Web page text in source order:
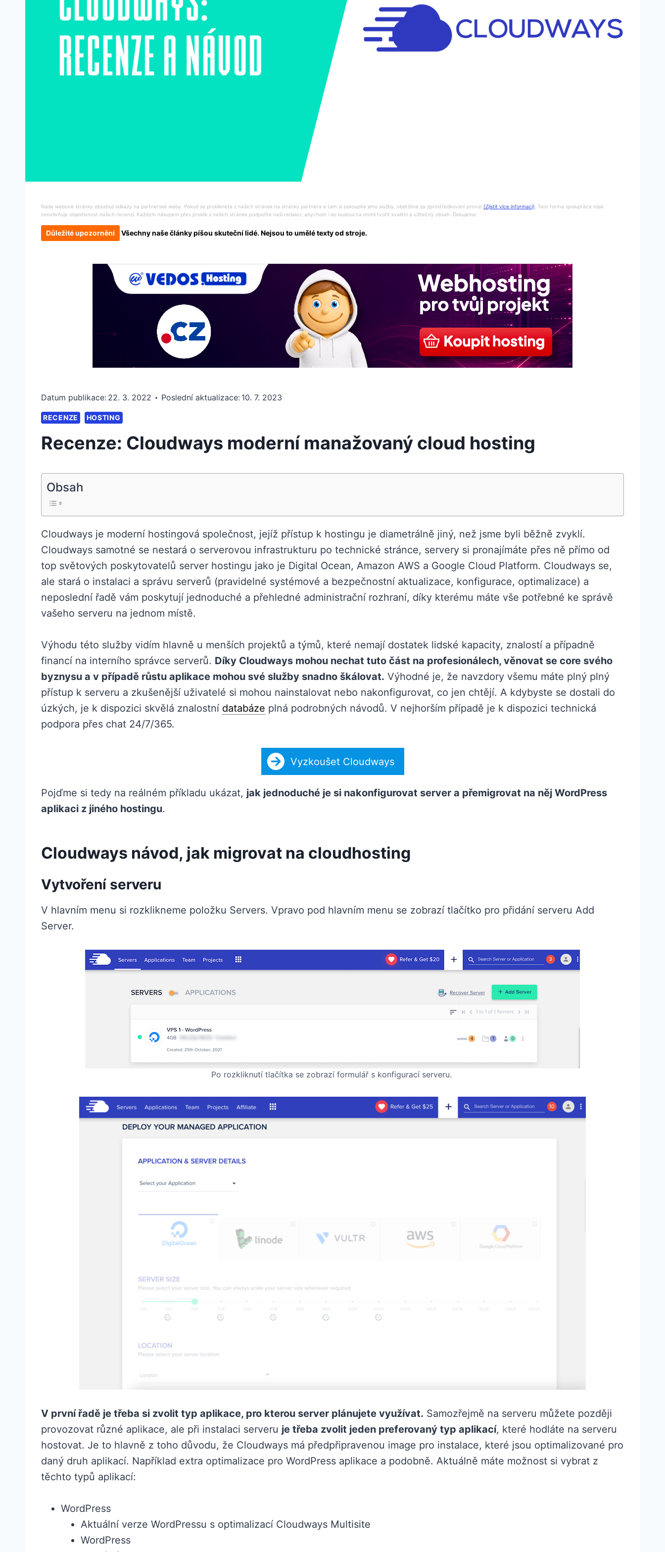
Naše webové stránky obsahují odkazy na partnerské weby. Pokud se prokliknete z našich stránek na stránky partnera a tam si zakoupíte jeho služby, obdržíme za zprostředkování provizi (Zjistit více informací) . Tato forma spolupráce nijak
neovlivňuje objektivnost našich recenzí. Každým nákupem přes proklik z našich stránek podpoříte naši redakci, abychom i do budoucna mohli tvořit kvalitní a užitečný obsah. Ďekujeme.
Důležité upozornění Všechny naše články píšou skuteční lidé. Nejsou to umělé texty od stroje.
Datum publikace: 22. 3. 2022 Poslední aktualizace: 10. 7. 2023
RECENZE HOSTING
Recenze: Cloudways moderní manažovaný cloud hosting
Obsah
Cloudways je moderní hostingová společnost, jejíž přístup k hostingu je diametrálně jiný, než jsme byli běžně zvyklí.
Cloudways samotné se nestará o serverovou infrastrukturu po technické stránce, servery si pronajímáte přes ně přímo od
top světových poskytovatelů server hostingu jako je Digital Ocean, Amazon AWS a Google Cloud Platform. Cloudways se,
ale stará o instalaci a správu serverů (pravidelné systémové a bezpečnostní aktualizace, konfigurace, optimalizace) a
neposlední řadě vám poskytují jednoduché a přehledné administrační rozhraní, díky kterému máte vše potřebné ke správě
vašeho serveru na jednom místě.
Výhodu této služby vidím hlavně u menších projektů a týmů, které nemají dostatek lidské kapacity, znalostí a případně
financí na interního správce serverů. Díky Cloudways mohou nechat tuto část na profesionálech, věnovat se core svého
byznysu a v případě růstu aplikace mohou své služby snadno škálovat. Výhodné je, že navzdory všemu máte plný plný
přístup k serveru a zkušenější uživatelé si mohou nainstalovat nebo nakonfigurovat, co jen chtějí. A kdybyste se dostali do
úzkých, je k dispozici skvělá znalostní databáze plná podrobných návodů. V nejhorším případě je k dispozici technická
podpora přes chat 24/7/365.
Vyzkoušet Cloudways
Pojďme si tedy na reálném příkladu ukázat, jak jednoduché je si nakonfigurovat server a přemigrovat na něj WordPress
aplikaci z jiného hostingu.
Cloudways návod, jak migrovat na cloudhosting
Vytvoření serveru
V hlavním menu si rozklikneme položku Servers. Vpravo pod hlavním menu se zobrazí tlačítko pro přidání serveru Add
Server.
Po rozkliknutí tlačítka se zobrazí formulář s konfigurací serveru.
V první řadě je třeba si zvolit typ aplikace, pro kterou server plánujete využívat. Samozřejmě na serveru můžete později
provozovat různé aplikace, ale při instalaci serveru je třeba zvolit jeden preferovaný typ aplikací, které hodláte na serveru
hostovat. Je to hlavně z toho důvodu, že Cloudways má předpřipravenou image pro instalace, které jsou optimalizované pro
daný druh aplikací. Například extra optimalizace pro WordPress aplikace a podobně. Aktuálně máte možnost si vybrat z
těchto typů aplikací:
WordPress
Aktuální verze WordPressu s optimalizací Cloudways Multisite
WordPress